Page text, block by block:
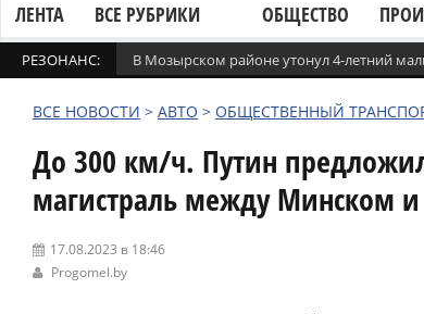
ЛЕНТА ВСЕ РУБРИКИ ОБЩЕСТВО
РЕЗОНАНС: В Мозырском районе утонул 4-летний
ВСЕ НОВОСТИ > АВТО > ОБЩЕСТВЕННЫЙ
До 300 км/ч. Путин
магистраль между Минском
17.08.2023 в 18:46
Progomel.by